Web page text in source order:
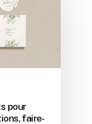
pour
faire-